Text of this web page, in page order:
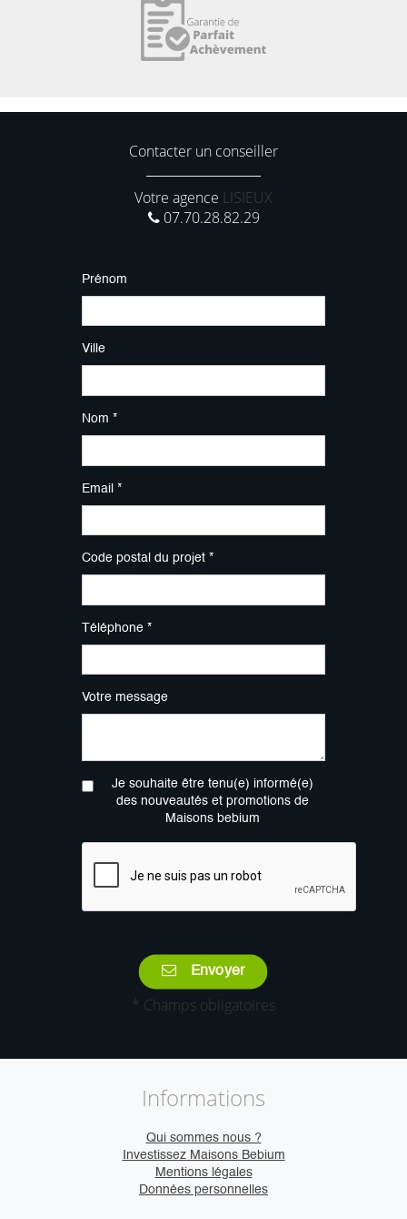
Contacter un conseiller
Votre agence LISIEUX
07.70.28.82.29
Prénom
Ville
Nom *
Email *
Code postal du projet *
Téléphone *
Votre message
Je souhaite être tenu(e) informé(e)
des nouveautés et promotions de
Maisons bebium
Envoyer
* Champs obligatoires
Informations
Qui sommes nous ?
Investissez Maisons Bebium
Mentions légales
Données personnelles